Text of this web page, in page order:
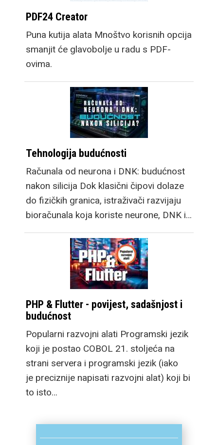
PDF24 Creator
Puna kutija alata Mnoštvo korisnih opcija
smanjit će glavobolje u radu s PDF-
ovima.
Tehnologija budućnosti
Računala od neurona i DNK: budućnost
nakon silicija Dok klasični čipovi dolaze
do fizičkih granica, istraživači razvijaju
bioračunala koja koriste neurone, DNK i…
PHP & Flutter - povijest, sadašnjost i
budućnost
Popularni razvojni alati Programski jezik
koji je postao COBOL 21. stoljeća na
strani servera i programski jezik (iako
je preciznije napisati razvojni alat) koji bi
to isto…